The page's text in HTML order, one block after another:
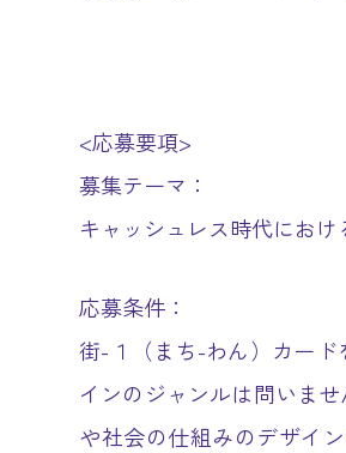
<応募要項>
募集テーマ：
キャッシュレス時代にお
応募条件：
街-１（まち-わん）カー
インのジャンルは問いま
や社会の仕組みのデザイ